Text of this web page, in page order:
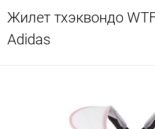
Жилет тхэквондо
Adidas